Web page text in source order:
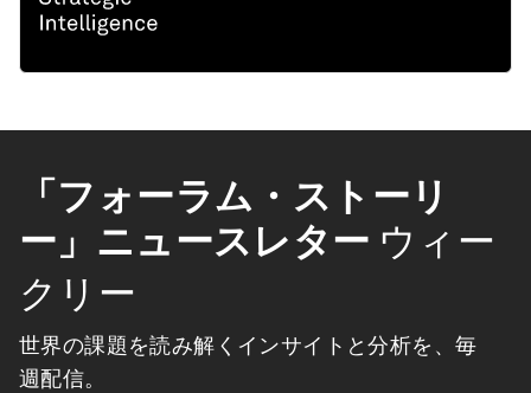
「フォーラム・ストーリ
ー」ニュースレター ウィー
クリー
世界の課題を読み解くインサイトと分析を、毎
週配信。